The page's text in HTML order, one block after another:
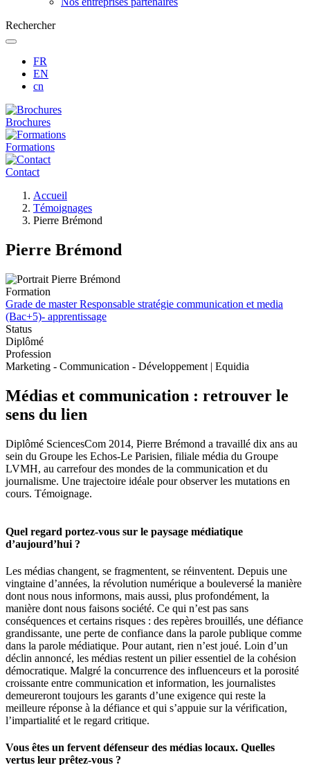
Rechercher
FR
EN
cn
Brochures
Formations
Contact
d'Ariane
Accueil
Témoignages
Pierre Brémond
Pierre Brémond
Formation
Grade de master Responsable stratégie communication et media
(Bac+5)- apprentissage
Status
Diplômé
Profession
Marketing - Communication - Développement | Equidia
Médias et communication : retrouver le
sens du lien
Diplômé SciencesCom 2014, Pierre Brémond a travaillé dix ans au
sein du Groupe les Echos-Le Parisien, filiale média du Groupe
LVMH, au carrefour des mondes de la communication et du
journalisme. Une trajectoire idéale pour observer les mutations en
cours. Témoignage.
Quel regard portez-vous sur le paysage médiatique
d’aujourd’hui ?
Les médias changent, se fragmentent, se réinventent. Depuis une
vingtaine d’années, la révolution numérique a bouleversé la manière
dont nous nous informons, mais aussi, plus profondément, la
manière dont nous faisons société. Ce qui n’est pas sans
conséquences et certains risques : des repères brouillés, une défiance
grandissante, une perte de confiance dans la parole publique comme
dans la parole médiatique. Pour autant, rien n’est joué. Loin d’un
déclin annoncé, les médias restent un pilier essentiel de la cohésion
démocratique. Malgré la concurrence des influenceurs et la porosité
croissante entre communication et information, les journalistes
demeureront toujours les garants d’une exigence qui reste la
meilleure réponse à la défiance et qui s’appuie sur la vérification,
l’impartialité et le regard critique.
Vous êtes un fervent défenseur des médias locaux. Quelles
vertus leur prêtez-vous ?